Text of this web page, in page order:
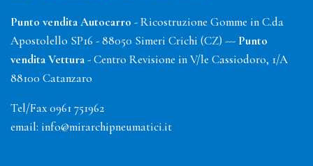
Punto vendita Autocarro - Ricostruzione Gomme in C.da
Apostolello SP16 - 88050 Simeri Crichi (CZ) --- Punto
vendita Vettura- Centro Revisione in V/le Cassiodoro, 1/A
88100 Catanzaro
Tel/Fax 0961 751962
email: info@mirarchipneumatici.it